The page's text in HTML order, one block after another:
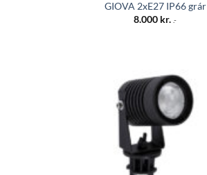
GIOVA 2xE27 IP66 grár
8.000 kr. .-